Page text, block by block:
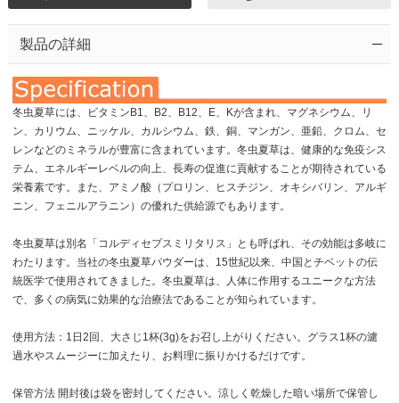
製品の詳細
冬虫夏草には、ビタミンB1、B2、B12、E、Kが含まれ、マグネシウム、リ
ン、カリウム、ニッケル、カルシウム、鉄、銅、マンガン、亜鉛、クロム、セ
レンなどのミネラルが豊富に含まれています。冬虫夏草は、健康的な免疫シス
テム、エネルギーレベルの向上、長寿の促進に貢献することが期待されている
栄養素です。また、アミノ酸（プロリン、ヒスチジン、オキシバリン、アルギ
ニン、フェニルアラニン）の優れた供給源でもあります。
冬虫夏草は別名「コルディセプスミリタリス」とも呼ばれ、その効能は多岐に
わたります。当社の冬虫夏草パウダーは、15世紀以来、中国とチベットの伝
統医学で使用されてきました。冬虫夏草は、人体に作用するユニークな方法
で、多くの病気に効果的な治療法であることが知られています。
使用方法：1日2回、大さじ1杯(3g)をお召し上がりください。グラス1杯の濾
過水やスムージーに加えたり、お料理に振りかけるだけです。
保管方法 開封後は袋を密封してください。涼しく乾燥した暗い場所で保管し